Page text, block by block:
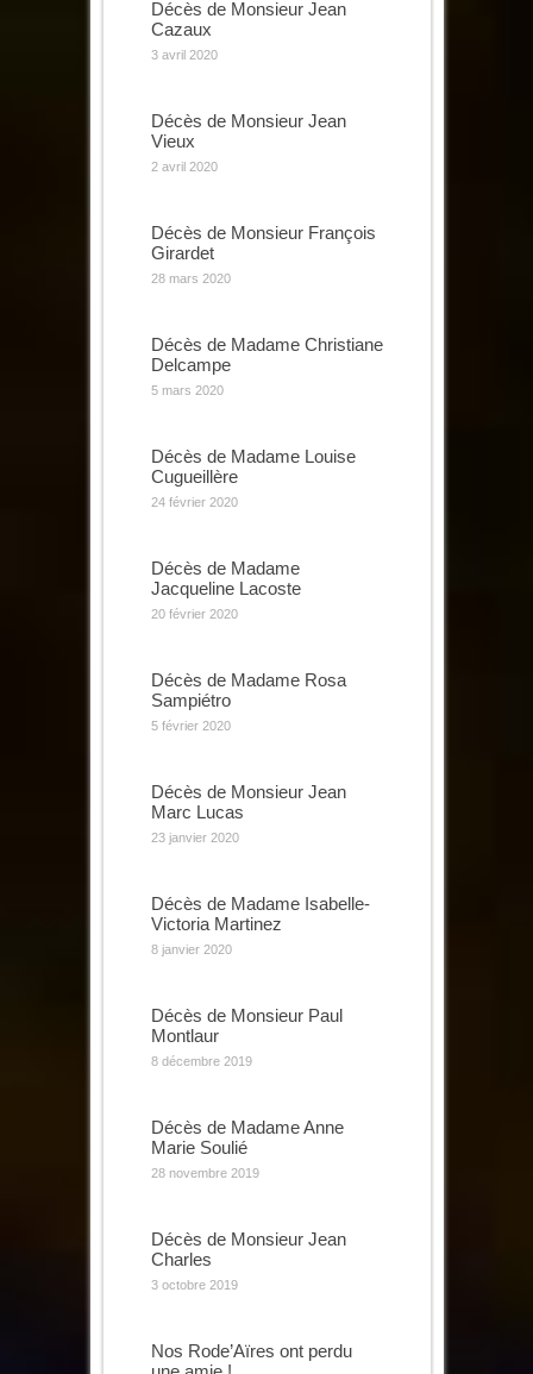
Décès de Monsieur Jean
Cazaux
3 avril 2020
Décès de Monsieur Jean
Vieux
2 avril 2020
Décès de Monsieur François
Girardet
28 mars 2020
Décès de Madame Christiane
Delcampe
5 mars 2020
Décès de Madame Louise
Cugueillère
24 février 2020
Décès de Madame
Jacqueline Lacoste
20 février 2020
Décès de Madame Rosa
Sampiétro
5 février 2020
Décès de Monsieur Jean
Marc Lucas
23 janvier 2020
Décès de Madame Isabelle-
Victoria Martinez
8 janvier 2020
Décès de Monsieur Paul
Montlaur
8 décembre 2019
Décès de Madame Anne
Marie Soulié
28 novembre 2019
Décès de Monsieur Jean
Charles
3 octobre 2019
Nos Rode’Aïres ont perdu